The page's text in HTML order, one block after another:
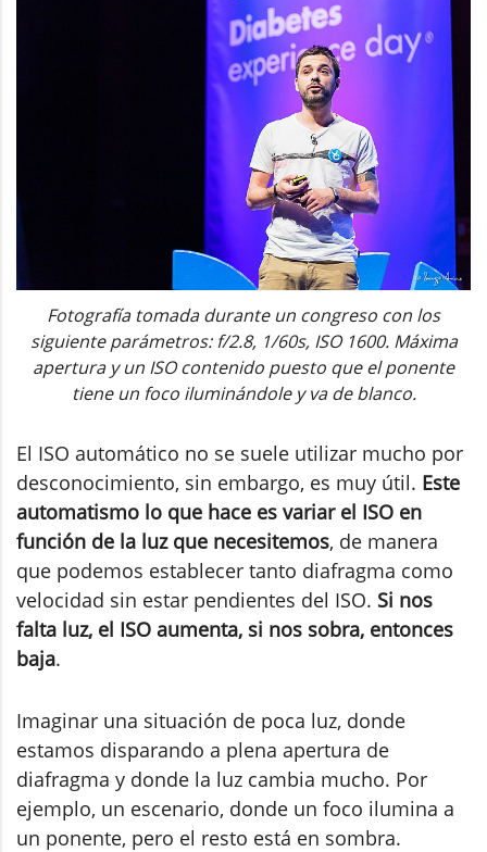
Fotografía tomada durante un congreso con los
siguiente parámetros: f/2.8, 1/60s, ISO 1600. Máxima
apertura y un ISO contenido puesto que el ponente
tiene un foco iluminándole y va de blanco.
El ISO automático no se suele utilizar mucho por
desconocimiento, sin embargo, es muy útil. Este
automatismo lo que hace es variar el ISO en
función de la luz que necesitemos, de manera
que podemos establecer tanto diafragma como
velocidad sin estar pendientes del ISO. Si nos
falta luz, el ISO aumenta, si nos sobra, entonces
baja.
Imaginar una situación de poca luz, donde
estamos disparando a plena apertura de
diafragma y donde la luz cambia mucho. Por
ejemplo, un escenario, donde un foco ilumina a
un ponente, pero el resto está en sombra.